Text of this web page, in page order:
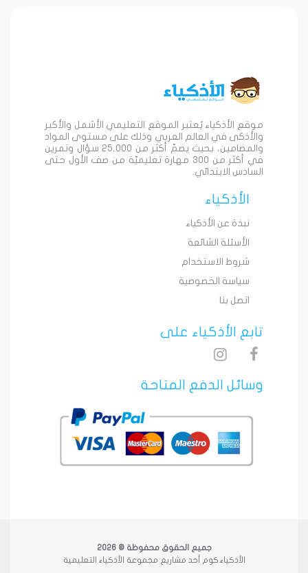
موقع الأذكياء يُعتبر الموقع التعليمي الأشمل والأكبر
والأذكى في العالم العربي وذلك على مستوى المواد
والمضامين، بحيث يضمّ أكثر من 25,000 سؤال وتمرين
في أكثر من 300 مهارة تعليميّة من صف الأول حتى
السادس الابتدائي.
الأذكياء
نبذة عن الأذكياء
الأسئلة الشائعة
شروط الاستخدام
سياسة الخصوصية
اتصل بنا
تابع الأذكياء على
وسائل الدفع المتاحة
جميع الحقوق محفوظة © 2026
الأذكياء.كوم أحد مشاريع مجموعة الأذكياء التعليمية